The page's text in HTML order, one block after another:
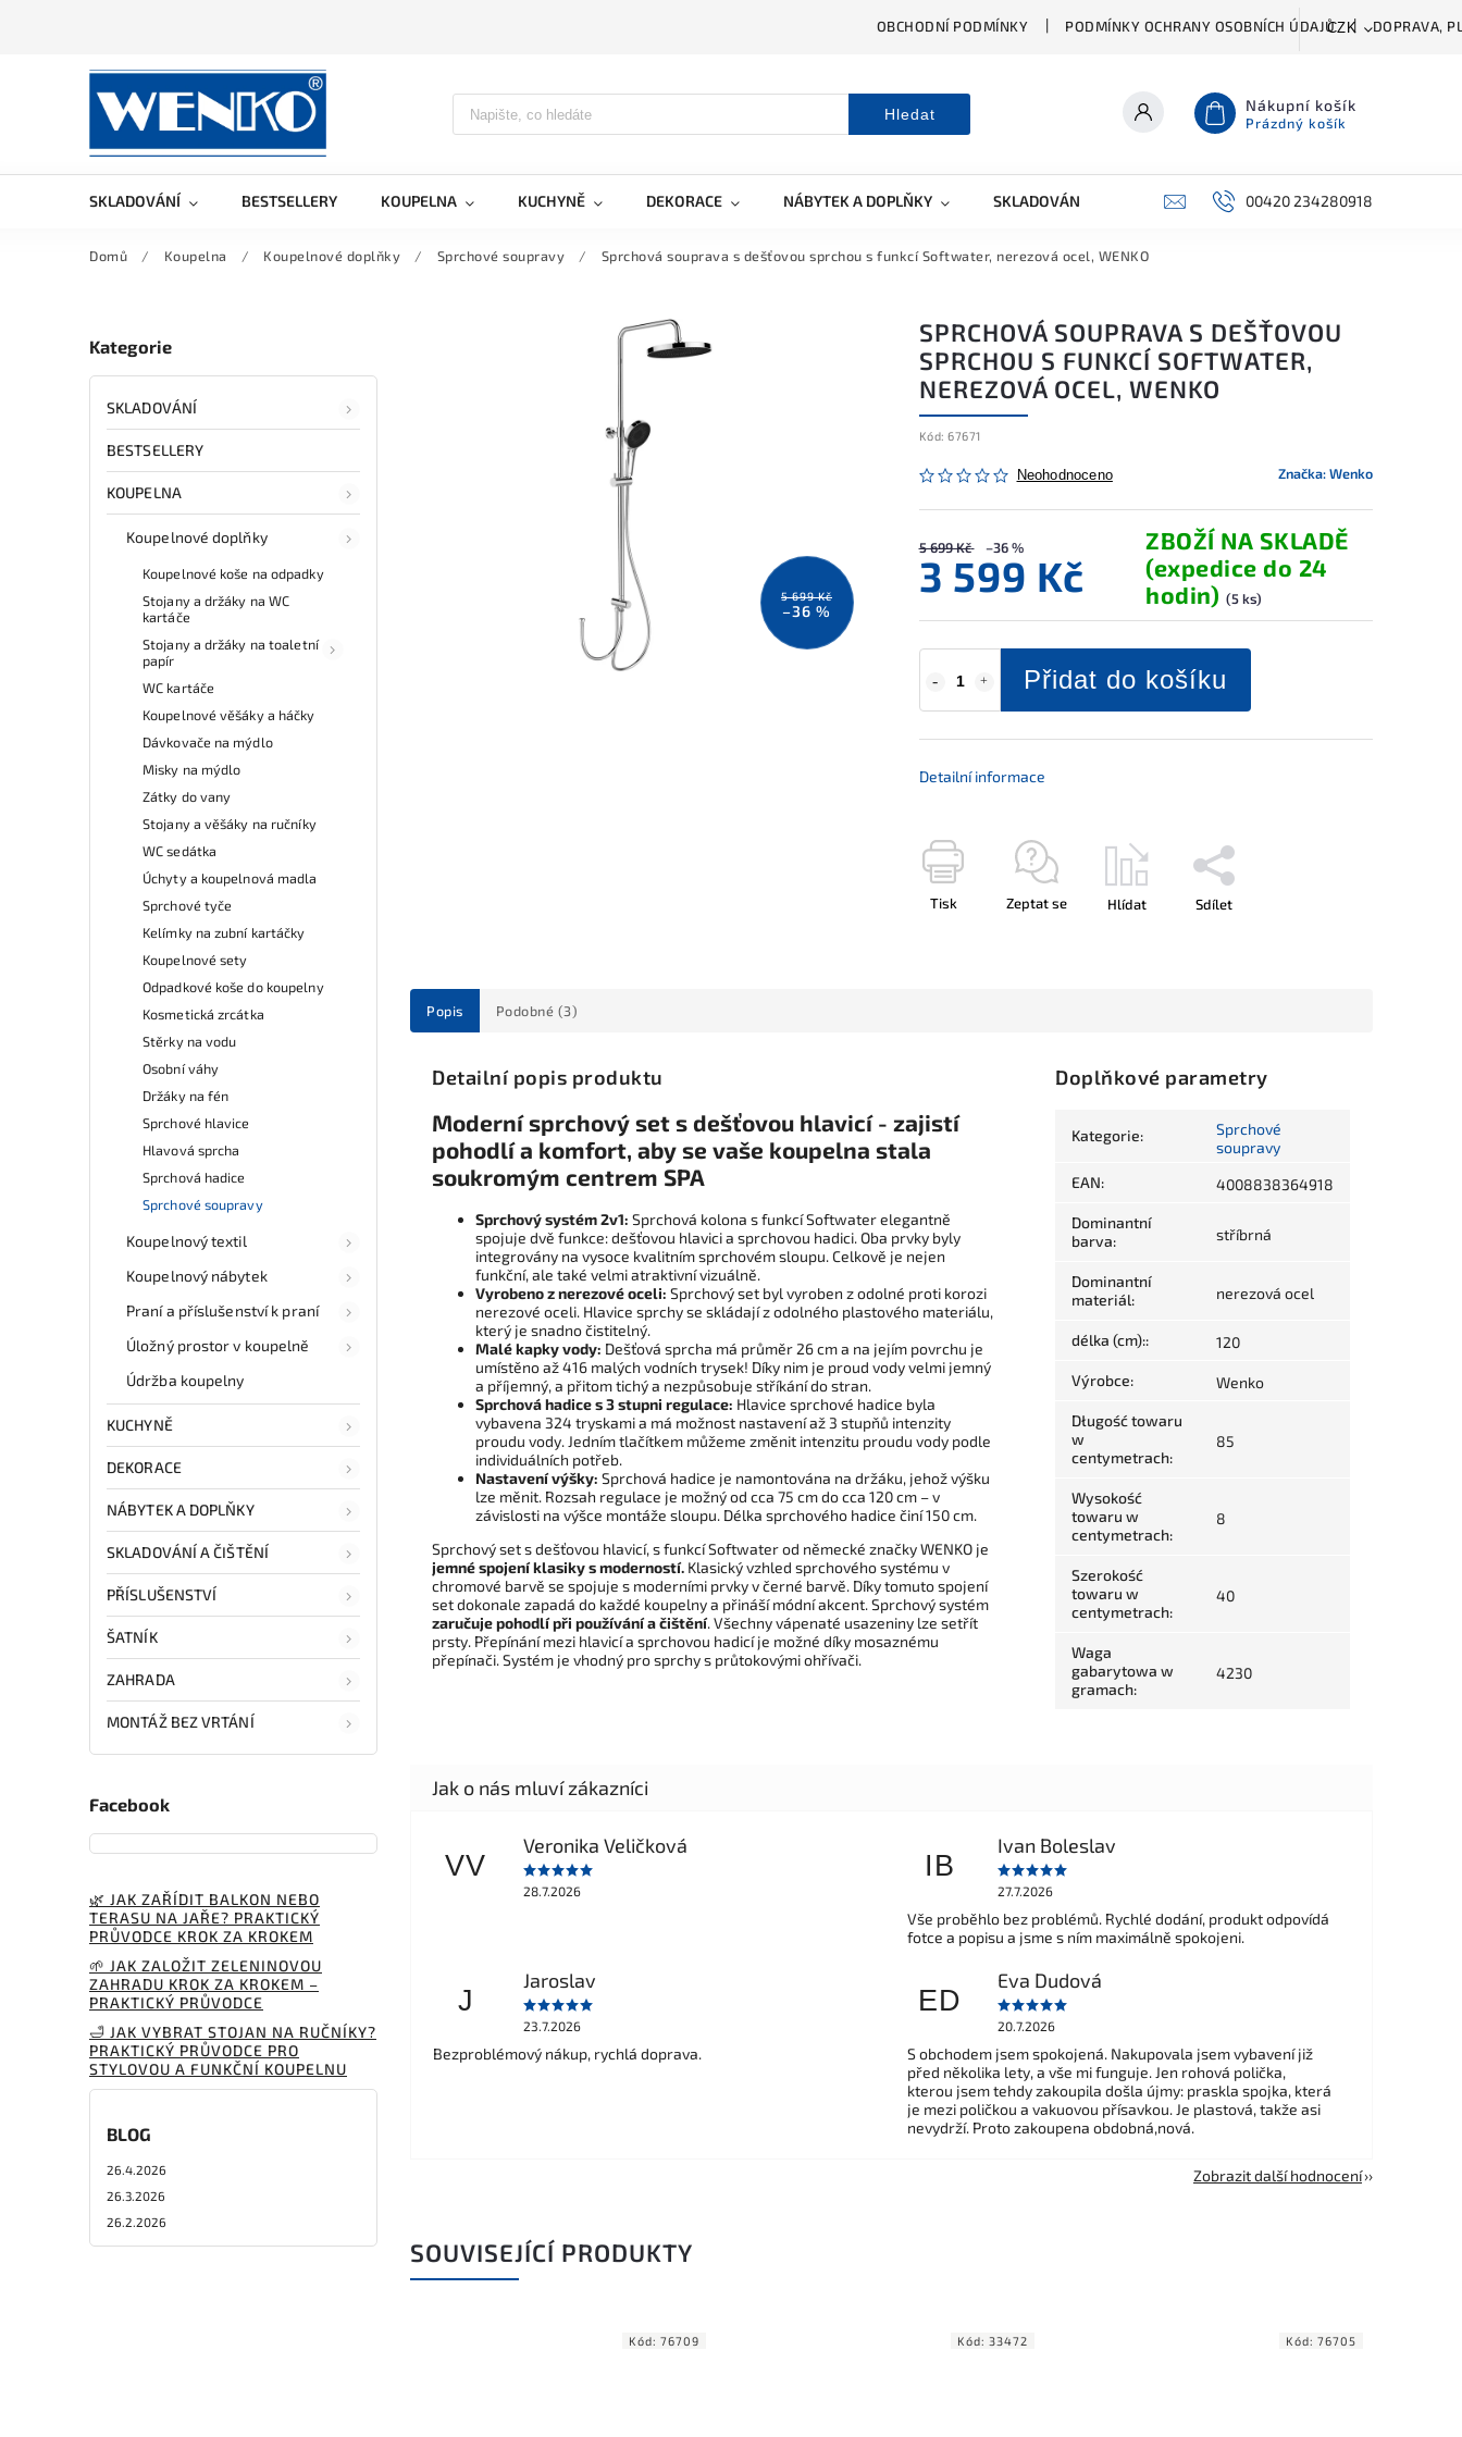
OBCHODNÍ PODMÍNKY PODMÍNKY OCHRANY OSOBNÍCH ÚDAJŮ DOPRAVA,
CZK
Hledat Nákupní košík
Prázdný košík
SKLADOVÁNÍ BESTSELLERY KOUPELNA KUCHYNĚ DEKORACE NÁBYTEK A DOPLŇKY SKLADOVÁNÍ A ČIŠTĚNÍ PŘÍSLUŠENSTVÍ
00420 234280918
Domů / Koupelna / Koupelnové doplňky / Sprchové soupravy / Sprchová souprava s dešťovou sprchou s funkcí Softwater, nerezová ocel, WENKO
Kategorie
SKLADOVÁNÍ
BESTSELLERY
KOUPELNA
Koupelnové doplňky
Koupelnové koše na odpadky
Stojany a držáky na WC
kartáče
Stojany a držáky na toaletní
papír
WC kartáče
Koupelnové věšáky a háčky
Dávkovače na mýdlo
Misky na mýdlo
Zátky do vany
Stojany a věšáky na ručníky
WC sedátka
Úchyty a koupelnová madla
Sprchové tyče
Kelímky na zubní kartáčky
Koupelnové sety
Odpadkové koše do koupelny
Kosmetická zrcátka
Stěrky na vodu
Osobní váhy
Držáky na fén
Sprchové hlavice
Hlavová sprcha
Sprchová hadice
Sprchové soupravy
Koupelnový textil
Koupelnový nábytek
Praní a příslušenství k praní
Úložný prostor v koupelně
Údržba koupelny
KUCHYNĚ
DEKORACE
NÁBYTEK A DOPLŇKY
SKLADOVÁNÍ A ČIŠTĚNÍ
PŘÍSLUŠENSTVÍ
ŠATNÍK
ZAHRADA
MONTÁŽ BEZ VRTÁNÍ
Facebook
🌿 JAK ZAŘÍDIT BALKON NEBO
TERASU NA JAŘE? PRAKTICKÝ
PRŮVODCE KROK ZA KROKEM
🌱 JAK ZALOŽIT ZELENINOVOU
ZAHRADU KROK ZA KROKEM –
PRAKTICKÝ PRŮVODCE
🛁 JAK VYBRAT STOJAN NA RUČNÍKY?
PRAKTICKÝ PRŮVODCE PRO
STYLOVOU A FUNKČNÍ KOUPELNU
BLOG
26.4.2026
26.3.2026
26.2.2026
5 699 Kč
–36 %
SPRCHOVÁ SOUPRAVA S DEŠŤOVOU
SPRCHOU S FUNKCÍ SOFTWATER,
NEREZOVÁ OCEL, WENKO
Kód: 67671
Neohodnoceno Značka:Wenko
5 699 Kč –36 %
3 599 Kč
ZBOŽÍ NA SKLADĚ
(expedice do 24
hodin) (5 ks)
Přidat do košíku
Detailní informace
Tisk Zeptat se Hlídat Sdílet
Popis Podobné (3)
Detailní popis produktu
Moderní sprchový set s dešťovou hlavicí - zajistí
pohodlí a komfort, aby se vaše koupelna stala
soukromým centrem SPA
Sprchový systém 2v1: Sprchová kolona s funkcí Softwater elegantně
spojuje dvě funkce: dešťovou hlavici a sprchovou hadici. Oba prvky byly
integrovány na vysoce kvalitním sprchovém sloupu. Celkově je nejen
funkční, ale také velmi atraktivní vizuálně.
Vyrobeno z nerezové oceli: Sprchový set byl vyroben z odolné proti korozi
nerezové oceli. Hlavice sprchy se skládají z odolného plastového materiálu,
který je snadno čistitelný.
Malé kapky vody: Dešťová sprcha má průměr 26 cm a na jejím povrchu je
umístěno až 416 malých vodních trysek! Díky nim je proud vody velmi jemný
a příjemný, a přitom tichý a nezpůsobuje stříkání do stran.
Sprchová hadice s 3 stupni regulace: Hlavice sprchové hadice byla
vybavena 324 tryskami a má možnost nastavení až 3 stupňů intenzity
proudu vody. Jedním tlačítkem můžeme změnit intenzitu proudu vody podle
individuálních potřeb.
Nastavení výšky: Sprchová hadice je namontována na držáku, jehož výšku
lze měnit. Rozsah regulace je možný od cca 75 cm do cca 120 cm – v
závislosti na výšce montáže sloupu. Délka sprchového hadice činí 150 cm.
Sprchový set s dešťovou hlavicí, s funkcí Softwater od německé značky WENKO je
jemné spojení klasiky s moderností. Klasický vzhled sprchového systému v
chromové barvě se spojuje s moderními prvky v černé barvě. Díky tomuto spojení
set dokonale zapadá do každé koupelny a přináší módní akcent. Sprchový systém
zaručuje pohodlí při používání a čištění. Všechny vápenaté usazeniny lze setřít
prsty. Přepínání mezi hlavicí a sprchovou hadicí je možné díky mosaznému
přepínači. Systém je vhodný pro sprchy s průtokovými ohřívači.
Doplňkové parametry
Kategorie:
Sprchové
soupravy
EAN: 4008838364918
Dominantní
barva: stříbrná
Dominantní
materiál: nerezová ocel
délka (cm):: 120
Výrobce: Wenko
Długość towaru
w
centymetrach:
85
Wysokość
towaru w
centymetrach:
8
Szerokość
towaru w
centymetrach:
40
Waga
gabarytowa w
gramach:
4230
VV
Veronika Veličková
28.7.2026
IB
Ivan Boleslav
27.7.2026
Vše proběhlo bez problémů. Rychlé dodání, produkt odpovídá
fotce a popisu a jsme s ním maximálně spokojeni.
J
Jaroslav
23.7.2026
Bezproblémový nákup, rychlá doprava.
ED
Eva Dudová
20.7.2026
S obchodem jsem spokojená. Nakupovala jsem vybavení již
před několika lety, a vše mi funguje. Jen rohová polička,
kterou jsem tehdy zakoupila došla újmy: praskla spojka, která
je mezi poličkou a vakuovou přísavkou. Je plastová, takže asi
nevydrží. Proto zakoupena obdobná,nová.
Zobrazit další hodnocení
SOUVISEJÍCÍ PRODUKTY
Kód: 76709 Kód: 33472 Kód: 76705